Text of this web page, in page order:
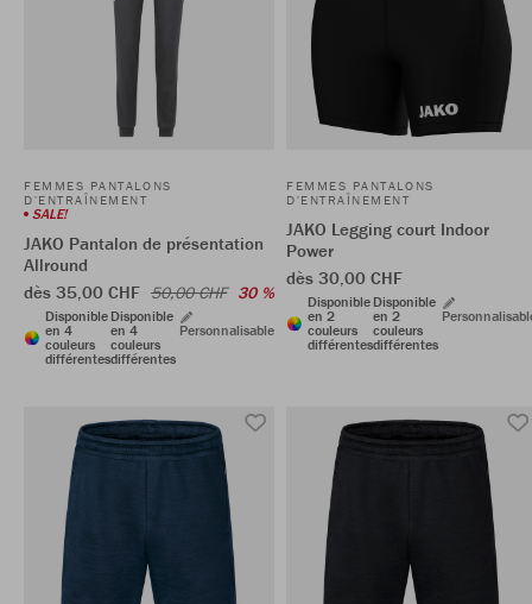
FEMMES PANTALONS
D'ENTRAÎNEMENT
SALE!
JAKO Pantalon de présentation
Allround
dès 35,00 CHF 50,00 CHF 30 %
Disponible
en 4
couleurs
différentes
Disponible
en 4
couleurs
différentes
Personnalisable
FEMMES PANTALONS
D'ENTRAÎNEMENT
JAKO Legging court Indoor
Power
dès 30,00 CHF
Disponible
en 2
couleurs
différentes
Disponible
en 2
couleurs
différentes